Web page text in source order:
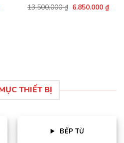
Được xếp
13.500.000₫ Giá
6.850.000₫Giá
THIẾT BỊ
BẾP TỪ